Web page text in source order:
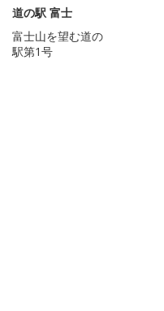
道の駅 富士
富士山を望む道の
駅第1号